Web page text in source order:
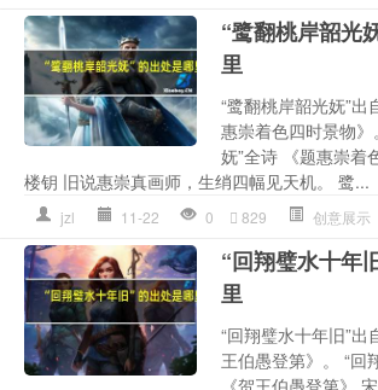
“鹭翻桃岸韶光
里
“鹭翻桃岸韶光妩”出
惠崇着色四时景物
妩”全诗 《题惠崇着
楼钥 旧说惠崇真画师，生绡四幅见天机。 鹭...
jzl 11-22 0 829 创意展示
“回翔璧水十年
里
“回翔璧水十年旧”出
王伯愚登第》。 “回